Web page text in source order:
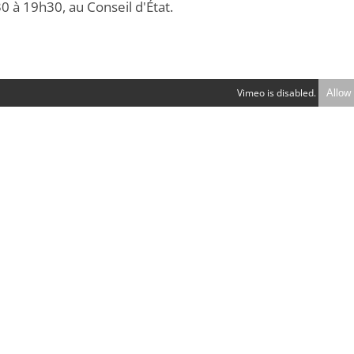
à 19h30, au Conseil d'État.
Vimeo is disabled. Allow